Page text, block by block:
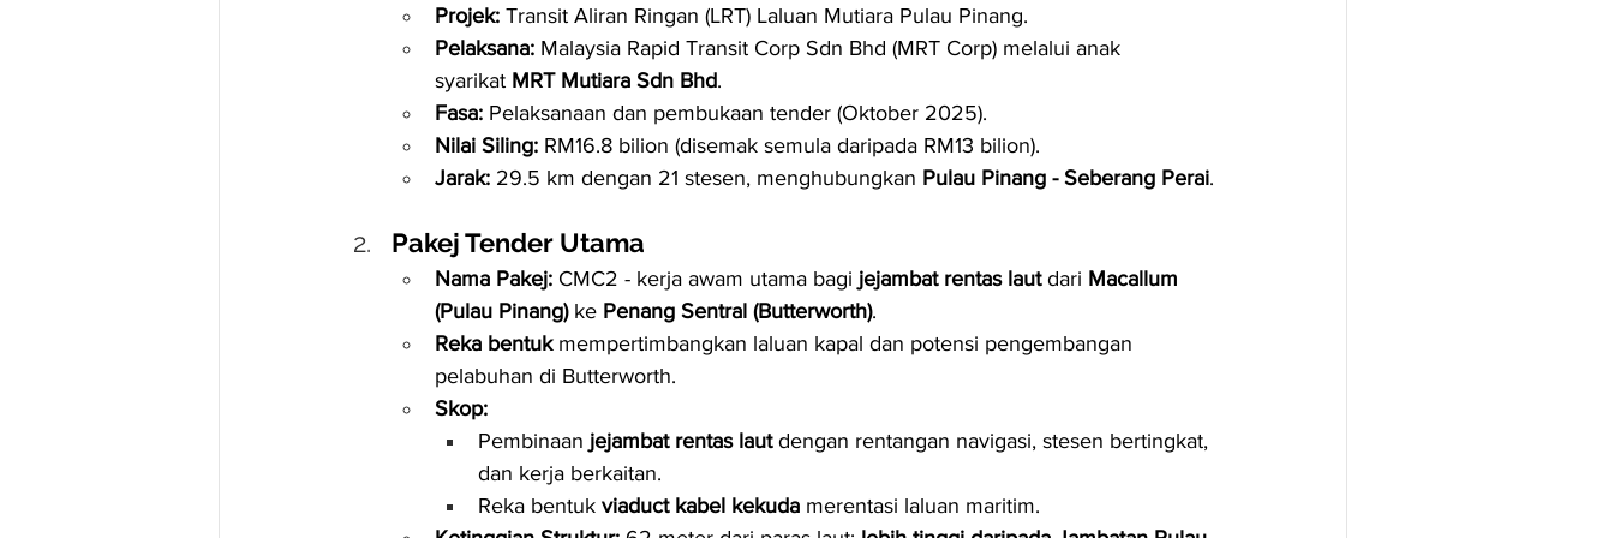
Projek: Transit Aliran Ringan (LRT) Laluan Mutiara Pulau Pinang.
Pelaksana: Malaysia Rapid Transit Corp Sdn Bhd (MRT Corp) melalui anak
syarikat MRT Mutiara Sdn Bhd.
Fasa: Pelaksanaan dan pembukaan tender (Oktober 2025).
Nilai Siling: RM16.8 bilion (disemak semula daripada RM13 bilion).
Jarak: 29.5 km dengan 21 stesen, menghubungkan Pulau Pinang - Seberang Perai.
Pakej Tender Utama
Nama Pakej: CMC2 - kerja awam utama bagi jejambat rentas laut dari Macallum
(Pulau Pinang) ke Penang Sentral (Butterworth).
Reka bentuk mempertimbangkan laluan kapal dan potensi pengembangan
pelabuhan di Butterworth.
Skop:
Pembinaan jejambat rentas laut dengan rentangan navigasi, stesen bertingkat,
dan kerja berkaitan.
Reka bentuk viaduct kabel kekuda merentasi laluan maritim.